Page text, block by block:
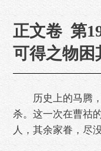
正文卷 第
可得之物困
历史上的马腾，
杀。这一次在曹祜
人，其余家眷，尽